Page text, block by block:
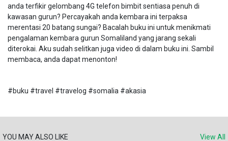
anda terfikir gelombang 4G telefon bimbit sentiasa penuh di
kawasan gurun? Percayakah anda kembara ini terpaksa
merentasi 20 batang sungai? Bacalah buku ini untuk menikmati
pengalaman kembara gurun Somaliland yang jarang sekali
diterokai. Aku sudah selitkan juga video di dalam buku ini. Sambil
membaca, anda dapat menonton!
#buku #travel #travelog #somalia #akasia
YOU MAY ALSO LIKE View All